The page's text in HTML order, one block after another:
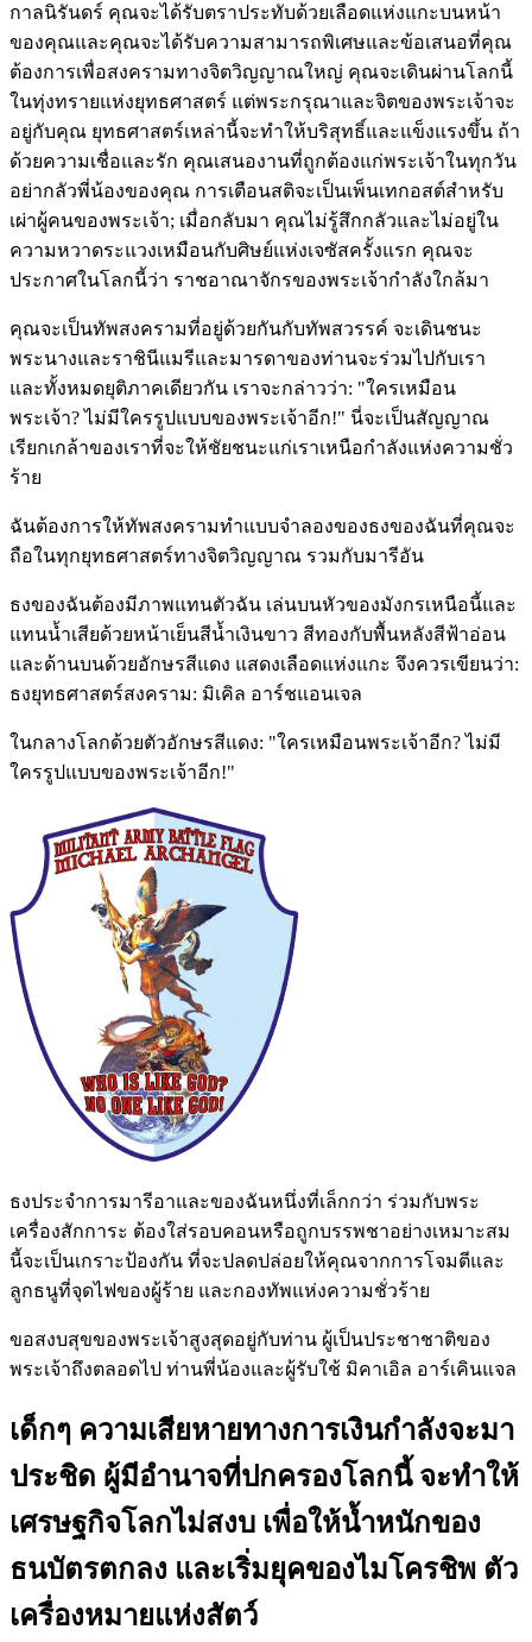
กาลนิรันดร์ คุณจะได้รับตราประทับด้วยเลือดแห่งแกะบนหน้า
ของคุณและคุณจะได้รับความสามารถพิเศษและข้อเสนอที่คุณ
ต้องการเพื่อสงครามทางจิตวิญญาณใหญ่ คุณจะเดินผ่านโลกนี้
ในทุ่งทรายแห่งยุทธศาสตร์ แต่พระกรุณาและจิตของพระเจ้าจะ
อยู่กับคุณ ยุทธศาสตร์เหล่านี้จะทำให้บริสุทธิ์และแข็งแรงขึ้น ถ้า
ด้วยความเชื่อและรัก คุณเสนองานที่ถูกต้องแก่พระเจ้าในทุกวัน
อย่ากลัวพี่น้องของคุณ การเตือนสติจะเป็นเพ็นเทกอสต์สำหรับ
เผ่าผู้คนของพระเจ้า; เมื่อกลับมา คุณไม่รู้สึกกลัวและไม่อยู่ใน
ความหวาดระแวงเหมือนกับศิษย์แห่งเจซัสครั้งแรก คุณจะ
ประกาศในโลกนี้ว่า ราชอาณาจักรของพระเจ้ากำลังใกล้มา
คุณจะเป็นทัพสงครามที่อยู่ด้วยกันกับทัพสวรรค์ จะเดินชนะ
พระนางและราชินีแมรีและมารดาของท่านจะร่วมไปกับเรา
และทั้งหมดยุติภาคเดียวกัน เราจะกล่าวว่า: "ใครเหมือน
พระเจ้า? ไม่มีใครรูปแบบของพระเจ้าอีก!" นี่จะเป็นสัญญาณ
เรียกเกล้าของเราที่จะให้ชัยชนะแก่เราเหนือกำลังแห่งความชั่ว
ร้าย
ฉันต้องการให้ทัพสงครามทำแบบจำลองของธงของฉันที่คุณจะ
ถือในทุกยุทธศาสตร์ทางจิตวิญญาณ รวมกับมารีอัน
ธงของฉันต้องมีภาพแทนตัวฉัน เล่นบนหัวของมังกรเหนือนี้และ
แทนน้ำเสียด้วยหน้าเย็นสีน้ำเงินขาว สีทองกับพื้นหลังสีฟ้าอ่อน
และด้านบนด้วยอักษรสีแดง แสดงเลือดแห่งแกะ จึงควรเขียนว่า:
ธงยุทธศาสตร์สงคราม: มิเคิล อาร์ชแอนเจล
ในกลางโลกด้วยตัวอักษรสีแดง: "ใครเหมือนพระเจ้าอีก? ไม่มี
ใครรูปแบบของพระเจ้าอีก!"
ธงประจำการมารีอาและของฉันหนึ่งที่เล็กกว่า ร่วมกับพระ
เครื่องสักการะ ต้องใส่รอบคอนหรือถูกบรรพชาอย่างเหมาะสม
นี้จะเป็นเกราะป้องกัน ที่จะปลดปล่อยให้คุณจากการโจมตีและ
ลูกธนูที่จุดไฟของผู้ร้าย และกองทัพแห่งความชั่วร้าย
ขอสงบสุขของพระเจ้าสูงสุดอยู่กับท่าน ผู้เป็นประชาชาติของ
พระเจ้าถึงตลอดไป ท่านพี่น้องและผู้รับใช้ มิคาเอิล อาร์เคินแจล
เด็กๆ ความเสียหายทางการเงินกำลังจะมา
ประชิด ผู้มีอำนาจที่ปกครองโลกนี้ จะทำให้
เศรษฐกิจโลกไม่สงบ เพื่อให้น้ำหนักของ
ธนบัตรตกลง และเริ่มยุคของไมโครชิพ ตัว
เครื่องหมายแห่งสัตว์